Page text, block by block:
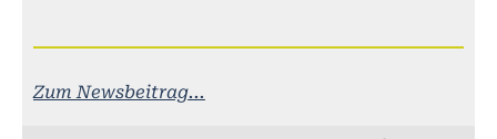
Zum Newsbeitrag...